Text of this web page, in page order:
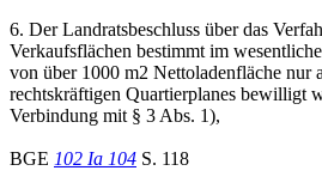
6. Der Landratsbeschluss über das
Verkaufsflächen bestimmt im
von über 1000 m2 Nettoladenfläche nur
rechtskräftigen Quartierplanes bewilligt
Verbindung mit § 3 Abs. 1),
BGE 102 Ia 104 S. 118